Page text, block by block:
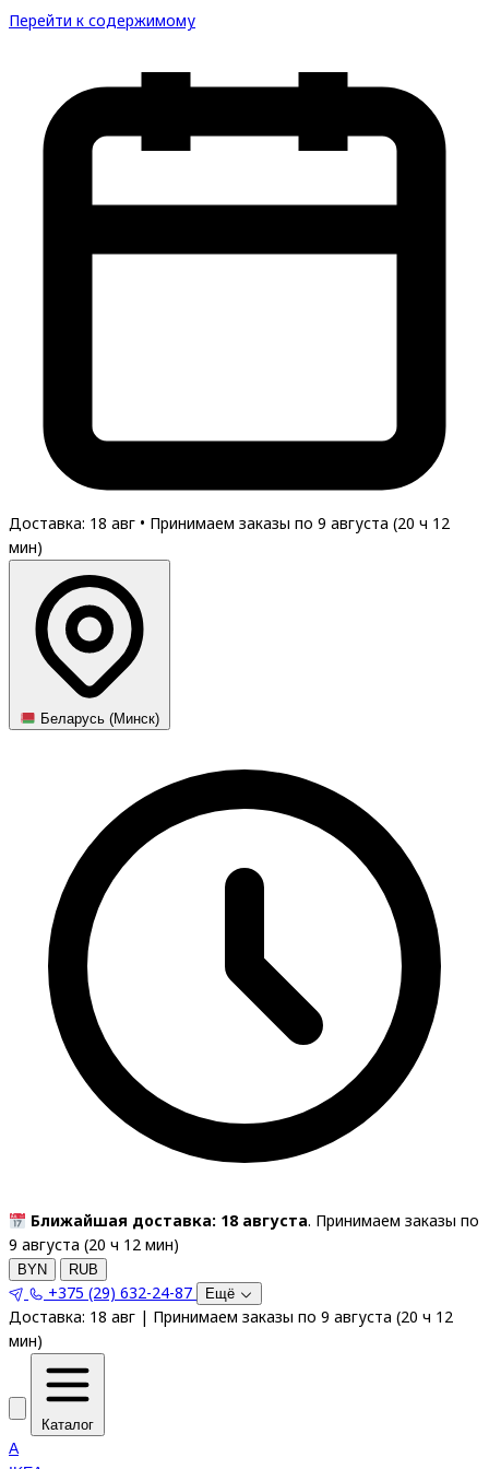
Перейти к содержимому
Доставка: 18 авг • Принимаем заказы по 9 августа (20 ч 12
мин)
Беларусь (Минск)
Ближайшая доставка: 18 августа. Принимаем заказы по
9 августа (20 ч 12 мин)
BYN RUB
+375 (29) 632-24-87 Ещё
Доставка: 18 авг | Принимаем заказы по 9 августа (20 ч 12
мин)
Каталог
A